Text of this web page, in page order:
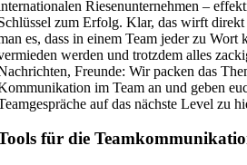
Riesenunternehmen –
zum Erfolg. Klar, das wirft
es, dass in einem Team jeder zu Wort
werden und trotzdem alles
Freunde: Wir packen das
im Team an und geben
auf das nächste Level zu
für die